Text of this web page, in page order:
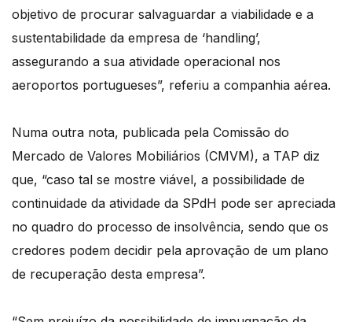
objetivo de procurar salvaguardar a viabilidade e a
sustentabilidade da empresa de ‘handling’,
assegurando a sua atividade operacional nos
aeroportos portugueses”, referiu a companhia aérea.
Numa outra nota, publicada pela Comissão do
Mercado de Valores Mobiliários (CMVM), a TAP diz
que, “caso tal se mostre viável, a possibilidade de
continuidade da atividade da SPdH pode ser apreciada
no quadro do processo de insolvência, sendo que os
credores podem decidir pela aprovação de um plano
de recuperação desta empresa”.